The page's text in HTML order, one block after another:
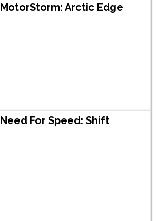
MotorStorm: Arctic Edge
Need For Speed: Shift